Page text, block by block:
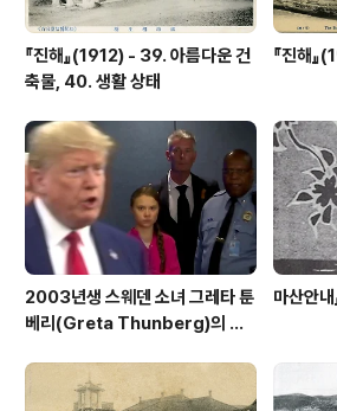
『진해』(1912) - 39. 아름다운 건
축물, 40. 생활 상태
『진해
2003년생 스웨덴 소녀 그레타 툰
베리(Greta Thunberg)의 외
마산안